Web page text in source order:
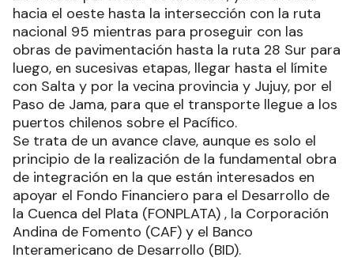
ruta 9 tenga continuidad hacia rutas paraguayas
que conecten- sin necesidad de ingresar en
Asunción con vías brasileñas con salida al
Atlántico.
En el caso particular de la ruta 9, ya se avanza
hacia el oeste hasta la intersección con la ruta
nacional 95 mientras para proseguir con las
obras de pavimentación hasta la ruta 28 Sur para
luego, en sucesivas etapas, llegar hasta el límite
con Salta y por la vecina provincia y Jujuy, por el
Paso de Jama, para que el transporte llegue a los
puertos chilenos sobre el Pacífico.
Se trata de un avance clave, aunque es solo el
principio de la realización de la fundamental obra